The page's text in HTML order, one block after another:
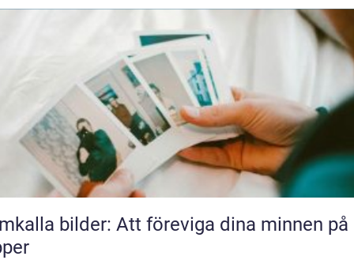
bilder: Att föreviga dina minnen på